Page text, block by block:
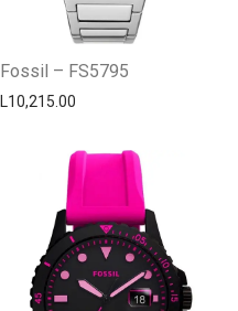
Fossil – FS5795
L10,215.00